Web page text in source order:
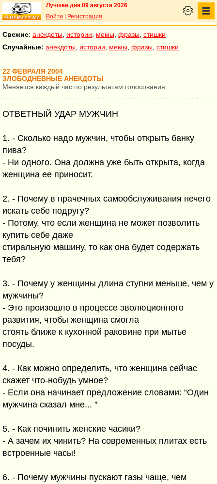
Лучшее дня 09 августа 2026
Войти
Регистрация
Свежие: анекдоты истории мемы фразы стишки
Случайные: анекдоты истории мемы фразы стишки
22 ФЕВРАЛЯ 2004
ЗЛОБОДНЕВНЫЕ АНЕКДОТЫ
Меняется каждый час по результатам голосования
ОТВЕТНЫЙ УДАР МУЖЧИН
1. - Сколько надо мужчин, чтобы открыть банку
пива?
- Ни одного. Она должна уже быть открыта, когда
женщина ее приносит.
2. - Почему в прачечных самообслуживания нечего
искать себе подругу?
- Потому, что если женщина не может позволить
купить себе даже
стиральную машину, то как она будет содержать
тебя?
3. - Почему у женщины длина ступни меньше, чем у
мужчины?
- Это произошло в процессе эволюционного
развития, чтобы женщина смогла
стоять ближе к кухонной раковине при мытье
посуды.
4. - Как можно определить, что женщина сейчас
скажет что-нобудь умное?
- Если она начинает предложение словами: “Один
мужчина сказал мне... ”
5. - Как починить женские часики?
- А зачем их чинить? На современных плитах есть
встроенные часы!
6. - Почему мужчины пускают газы чаще, чем